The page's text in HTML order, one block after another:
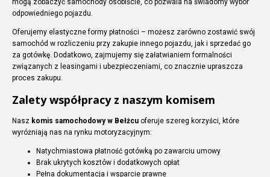
mogą zobaczyć samochody osobiście, co pozwala na świadomy wybór
odpowiedniego pojazdu.
Oferujemy elastyczne formy płatności – możesz zarówno zostawić swój
samochód w rozliczeniu przy zakupie innego pojazdu, jak i sprzedać go
za gotówkę. Dodatkowo, zajmujemy się załatwianiem formalności
związanych z leasingami i ubezpieczeniami, co znacznie upraszcza
proces zakupu.
Zalety współpracy z naszym komisem
Nasz komis samochodowy w Bełżcu oferuje szereg korzyści, które
wyróżniają nas na rynku motoryzacyjnym:
Natychmiastowa płatność gotówką po zawarciu umowy
Brak ukrytych kosztów i dodatkowych opłat
Pełna dokumentacja i wsparcie prawne